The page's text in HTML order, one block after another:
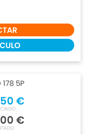
5P
€
€